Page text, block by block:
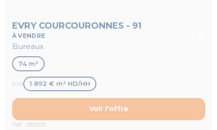
EVRY COURCOURONNES - 91
À VENDRE
Bureaux
74 m²
Prix 1 892 € m² HD/HH
Réf : 1185275
Voir l'offre